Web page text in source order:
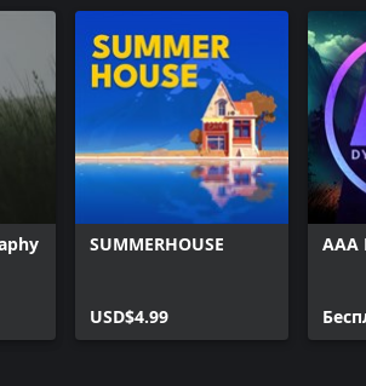
SUMMERHOUSE
USD$4.99
AAA